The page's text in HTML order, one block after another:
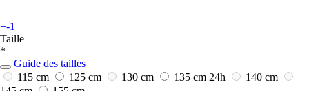
+-1
Taille
*
Guide des tailles
115 cm
125 cm 130 cm 135 cm 24h
140 cm